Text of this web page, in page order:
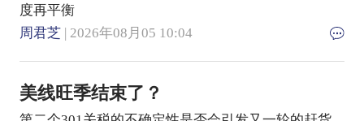
度再平衡
周君芝| 2026年08月05 10:04
美线旺季结束了？